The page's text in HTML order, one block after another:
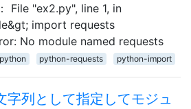
File "ex2.py", line 1, in
import requests
No module named requests
python python-requests python-import
字列として指定してモジュ